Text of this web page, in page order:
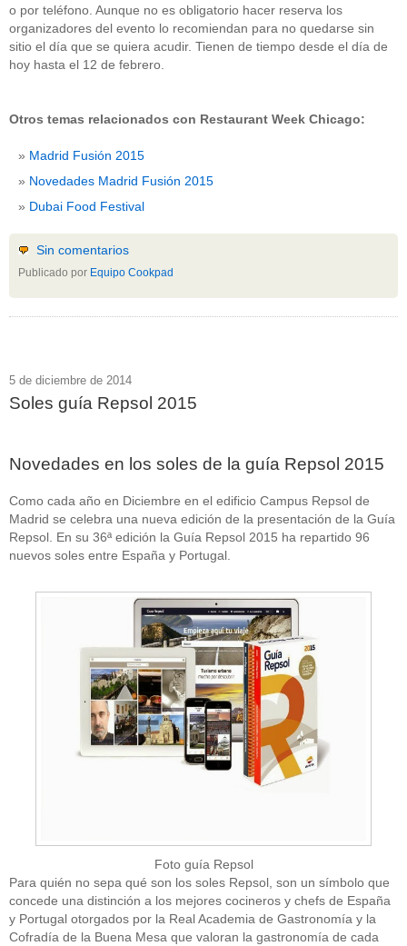
o por teléfono. Aunque no es obligatorio hacer reserva los
organizadores del evento lo recomiendan para no quedarse sin
sitio el día que se quiera acudir. Tienen de tiempo desde el día de
hoy hasta el 12 de febrero.
Otros temas relacionados con Restaurant Week Chicago:
Madrid Fusión 2015
Novedades Madrid Fusión 2015
Dubai Food Festival
Sin comentarios
Publicado por Equipo Cookpad
5 de diciembre de 2014
Soles guía Repsol 2015
Novedades en los soles de la guía Repsol 2015
Como cada año en Diciembre en el edificio Campus Repsol de
Madrid se celebra una nueva edición de la presentación de la Guía
Repsol. En su 36ª edición la Guía Repsol 2015 ha repartido 96
nuevos soles entre España y Portugal.
Foto guía Repsol
Para quién no sepa qué son los soles Repsol, son un símbolo que
concede una distinción a los mejores cocineros y chefs de España
y Portugal otorgados por la Real Academia de Gastronomía y la
Cofradía de la Buena Mesa que valoran la gastronomía de cada